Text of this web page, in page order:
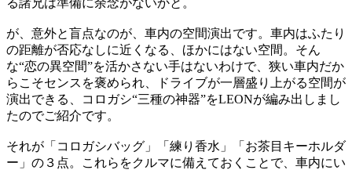
が、意外と盲点なのが、車内の空間演出です。車内はふたり
の距離が否応なしに近くなる、ほかにはない空間。そん
な“恋の異空間”を活かさない手はないわけで、狭い車内だか
らこそセンスを褒められ、ドライブが一層盛り上がる空間が
演出できる、コロガシ“三種の神器”をLEONが編み出しまし
たのでご紹介です。
それが「コロガシバッグ」「練り香水」「お茶目キーホルダ
ー」の３点。これらをクルマに備えておくことで、車内にい